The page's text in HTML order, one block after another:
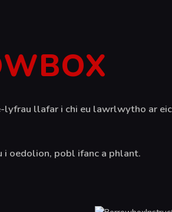
llafar i chi eu lawrlwytho ar
i oedolion, pobl ifanc a phlant.